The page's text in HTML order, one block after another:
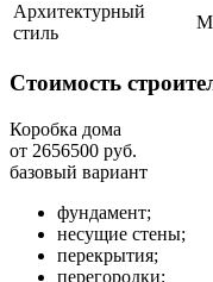
Архитектурный
стиль
Стоимость
Коробка дома
от 2656500 руб.
базовый вариант
фундамент;
несущие стены;
перекрытия;
перегородки;